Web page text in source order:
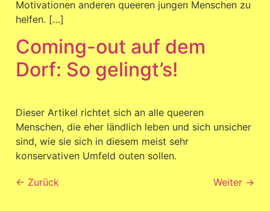
Motivationen anderen queeren jungen Menschen zu
helfen. […]
Coming-out auf dem
Dorf: So gelingt’s!
Dieser Artikel richtet sich an alle queeren
Menschen, die eher ländlich leben und sich unsicher
sind, wie sie sich in diesem meist sehr
konservativen Umfeld outen sollen.
← Zurück Weiter →